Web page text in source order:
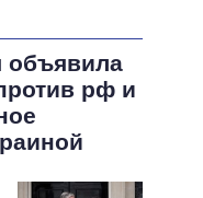
объявила
рф и